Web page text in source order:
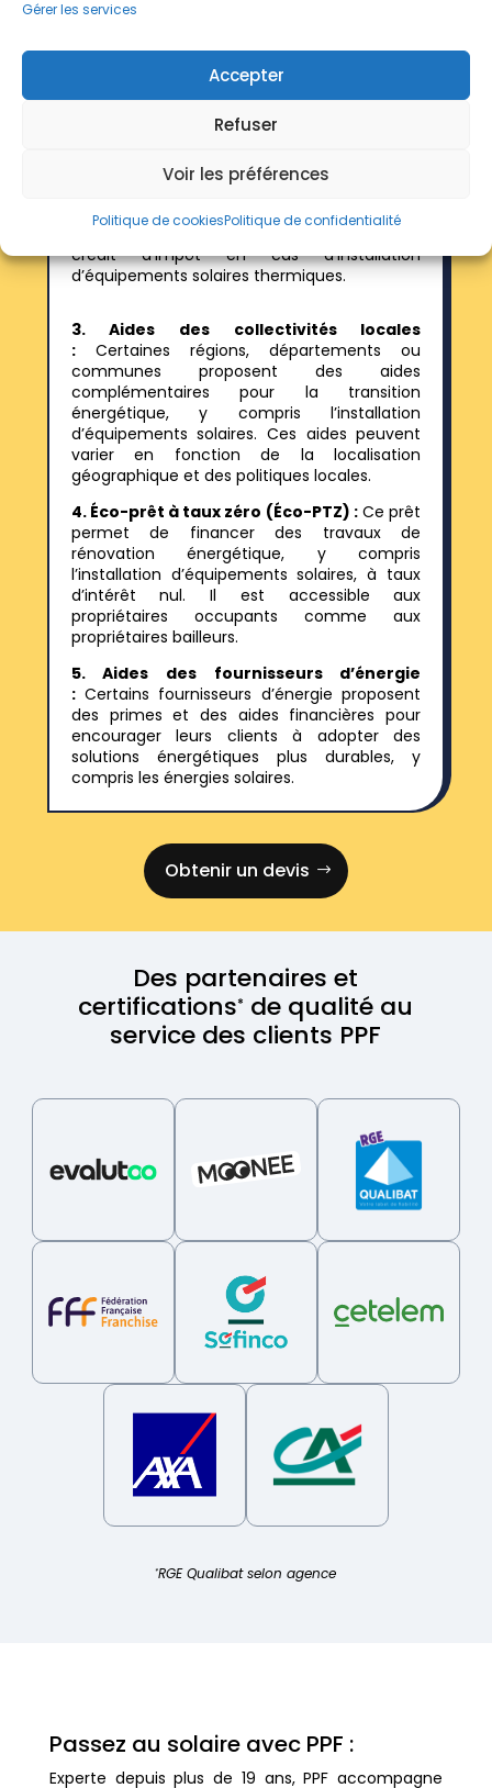
Gérer les services
Accepter
Refuser
Voir les préférences
Politique de cookiesPolitique de confidentialité
MaPrimeRénov’ est accessible à tous les
bailleurs, sous conditions de ressources. Le
montant de l’aide dépend du type de
énergétique (CITE) :Bien que le CITE ait été
applicable dans certains cas spécifiques
jusqu’en 2023. Il permet de bénéficier d’un
crédit d’impôt en cas d’installation
d’équipements solaires thermiques.
3. Aides des collectivités locales
:Certaines régions, départements ou
communes proposent des aides
complémentaires pour la transition
énergétique, y compris l’installation
d’équipements solaires. Ces aides peuvent
varier en fonction de la localisation
géographique et des politiques locales.
4. Éco-prêt à taux zéro (Éco-PTZ) :Ce prêt
permet de financer des travaux de
rénovation énergétique, y compris
l’installation d’équipements solaires, à taux
d’intérêt nul. Il est accessible aux
propriétaires occupants comme aux
propriétaires bailleurs.
5. Aides des fournisseurs d’énergie
:Certains fournisseurs d’énergie proposent
des primes et des aides financières pour
encourager leurs clients à adopter des
solutions énergétiques plus durables, y
compris les énergies solaires.
Obtenir un devis
Des partenaires et
certifications* de qualité au
service des clients PPF
*RGE Qualibat selon agence
Passez au solaire avec PPF :
Experte depuis plus de 19 ans, PPF accompagne